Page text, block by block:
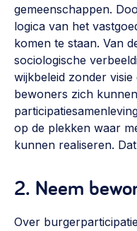
gemeenschappen.
logica van het
komen te staan. Van
sociologische
wijkbeleid zonder
bewoners zich
op de plekken waar
kunnen realiseren.
2. Neem
Over